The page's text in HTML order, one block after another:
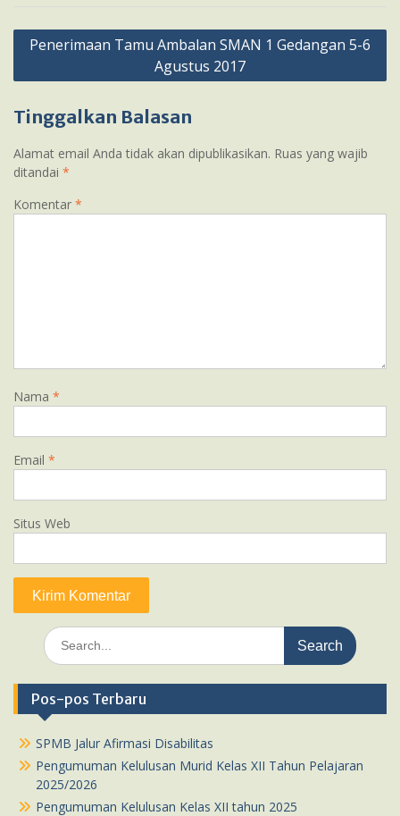
Navigasi
Penerimaan Tamu Ambalan SMAN 1 Gedangan 5-6
Agustus 2017
Tinggalkan Balasan
Alamat email Anda tidak akan dipublikasikan. Ruas yang wajib
ditandai *
Komentar *
Nama *
Email *
Situs Web
Search
for:
Pos-pos Terbaru
SPMB Jalur Afirmasi Disabilitas
Pengumuman Kelulusan Murid Kelas XII Tahun Pelajaran
2025/2026
Pengumuman Kelulusan Kelas XII tahun 2025